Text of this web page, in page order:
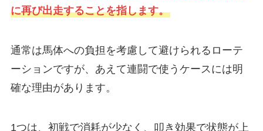
に再び出走することを指します。
通常は馬体への負担を考慮して避けられるローテ
ーションですが、あえて連闘で使うケースには明
確な理由があります。
1つは、初戦で消耗が少なく、叩き効果で状態が上